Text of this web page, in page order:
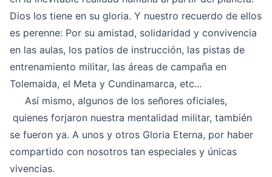
Dios los tiene en su gloria. Y nuestro recuerdo de ellos
es perenne: Por su amistad, solidaridad y convivencia
en las aulas, los patios de instrucción, las pistas de
entrenamiento militar, las áreas de campaña en
Tolemaida, el Meta y Cundinamarca, etc...
Así mismo, algunos de los señores oficiales,
quienes forjaron nuestra mentalidad militar, también
se fueron ya. A unos y otros Gloria Eterna, por haber
compartido con nosotros tan especiales y únicas
vivencias.